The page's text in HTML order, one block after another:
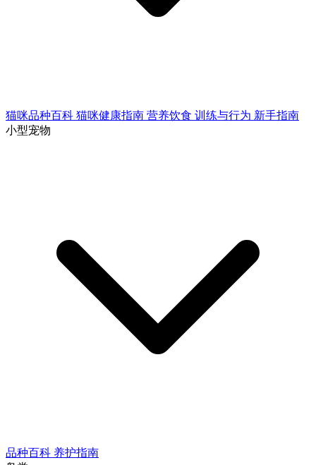
猫咪品种百科 猫咪健康指南 营养饮食 训练与行为 新手指南
小型宠物
品种百科 养护指南